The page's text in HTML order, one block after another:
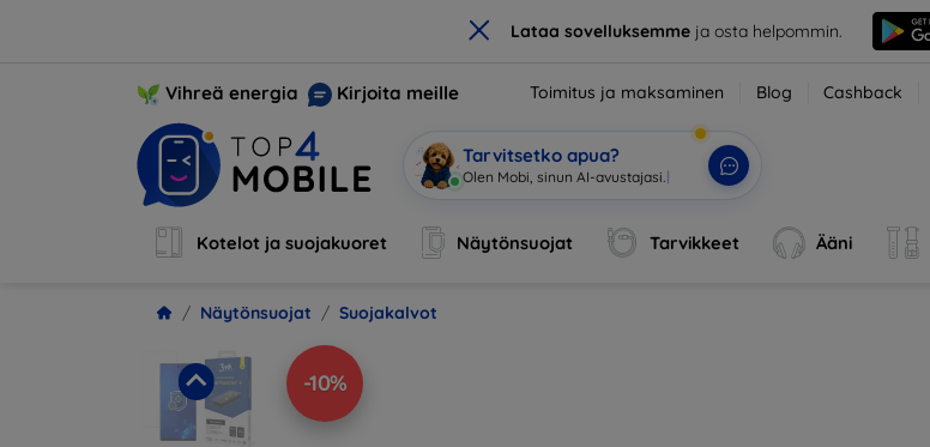
× Lataa sovelluksemmeja osta helpommin.
Vihreä energia Kirjoita meille Toimitus ja maksaminen Blog Cashback
Tarvitsetko apua?
Olen Mobi, sinun AI-avustajasi. |
Kotelot ja suojakuoret Näytönsuojat Tarvikkeet Ääni
Näytönsuojat Suojakalvot
-10%